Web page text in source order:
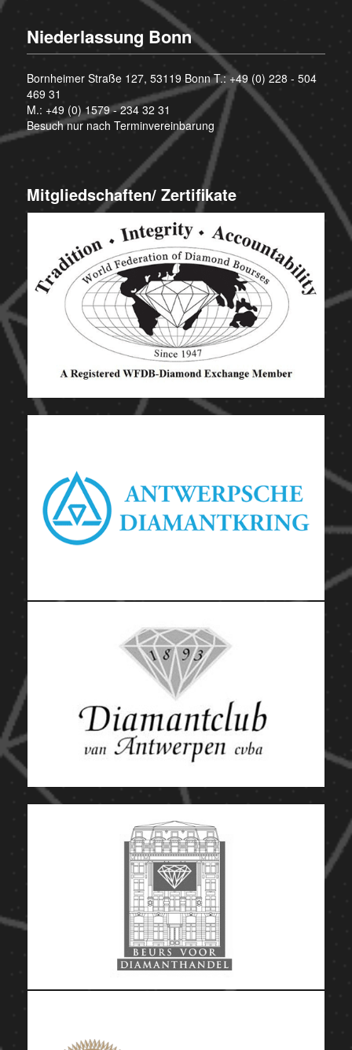
Niederlassung Bonn
Bornheimer Straße 127, 53119 Bonn T.:+49 (0) 228 - 504
469 31
M.: +49 (0) 1579 - 234 32 31
Besuch nur nach Terminvereinbarung
Mitgliedschaften/ Zertifikate